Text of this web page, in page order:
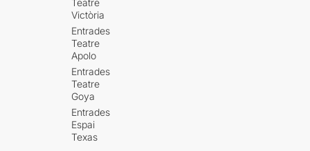
Teatre
Victòria
Entrades
Teatre
Apolo
Entrades
Teatre
Goya
Entrades
Espai
Texas